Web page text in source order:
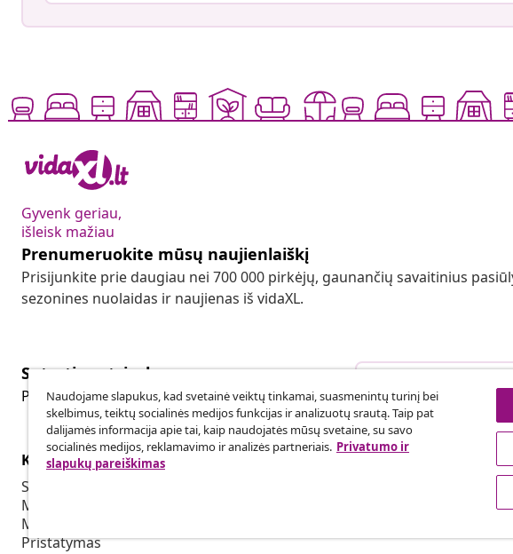
Gyvenk geriau,
išleisk mažiau
Prenumeruokite mūsų naujienlaiškį
Prisijunkite prie daugiau nei 700 000 pirkėjų, gaunančių savaitinius
sezonines nuolaidas ir naujienas iš vidaXL.
Sutarties atsisakymas
Pateikite prašymą atsisakyti užsakymo.
Sutarties
Klientų aptarnavimas
Sekti savo užsakymą
Mano paskyra
Mokėjimas
Pristatymas
Naudojame slapukus, kad svetainė veiktų tinkamai, suasmenintų turinį bei
skelbimus, teiktų socialinės medijos funkcijas ir analizuotų srautą. Taip pat
dalijamės informacija apie tai, kaip naudojatės mūsų svetaine, su savo
socialinės medijos, reklamavimo ir analizės partneriais. Privatumo ir
slapukų pareiškimas